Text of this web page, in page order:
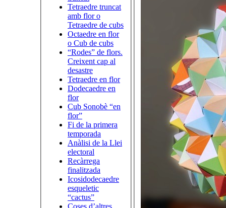
Tetraedre truncat
amb flor o
Tetraedre de cubs
Octaedre en flor
o Cub de cubs
“Rodes” de flors.
Creixent cap al
desastre
Tetraedre en flor
Dodecaedre en
flor
Cub Sonobè “en
flor”
Fi de la primera
temporada
Anàlisi de la Llei
electoral
Recàrrega
finalitzada
Icosidodecaedre
esqueletic
“cactus”